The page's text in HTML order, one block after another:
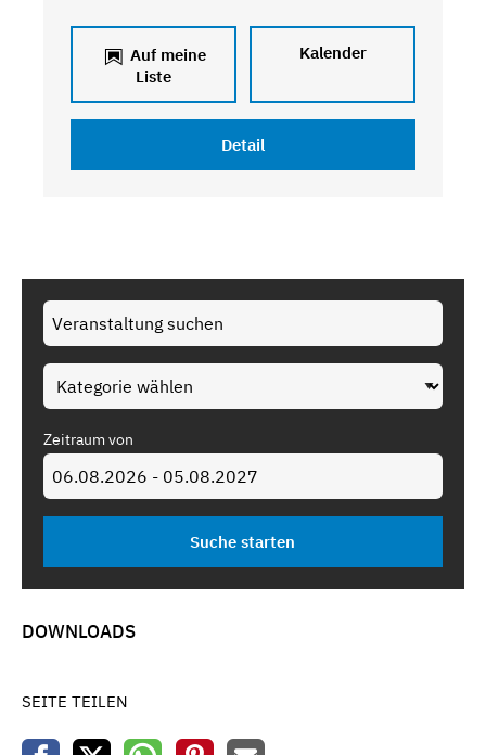
Auf meine
Liste
Kalender
Detail
Zeitraum von
DOWNLOADS
SEITE TEILEN